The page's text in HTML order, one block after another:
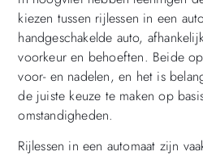
kiezen tussen rijlessen in een
handgeschakelde auto,
voorkeur en behoeften. Beide
voor- en nadelen, en het is
de juiste keuze te maken op
omstandigheden.
Rijlessen in een automaat zijn